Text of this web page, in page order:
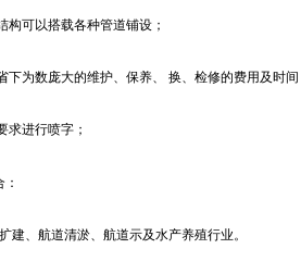
可以搭载各种管道铺设；
下为数庞大的维护、保养、 换、检修的费用及时
求进行喷字；
建、航道清淤、航道示及水产养殖行业。